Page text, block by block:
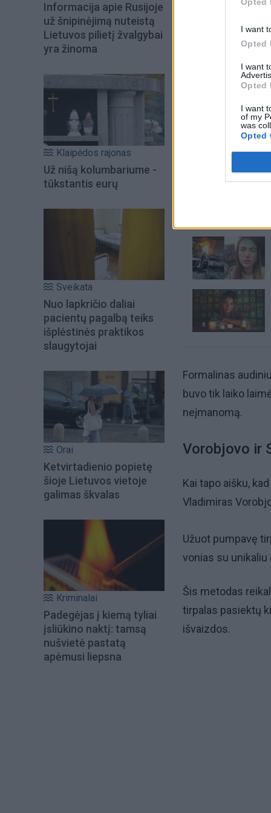
I want
Opted
I want
Opted
I want
of my
was
Opted
Informacija apie Rusijoje
už šnipinėjimą nuteistą
Lietuvos pilietį žvalgybai
yra žinoma
Klaipėdos rajonas
Už nišą kolumbariume -
tūkstantis eurų
Sveikata
Nuo lapkričio daliai
pacientų pagalbą teiks
išplėstinės praktikos
slaugytojai
Orai
Ketvirtadienio popietę
šioje Lietuvos vietoje
galimas škvalas
Kriminalai
Padegėjas į kiemą tyliai
įsliūkino naktį: tamsą
nušvietė pastatą
apėmusi liepsna
Formalinas
buvo tik laiko
neįmanomą.
Vorobjovo ir
Kai tapo aišku,
Vladimiras
Užuot pumpavę
vonias su
Šis metodas
tirpalas pasiektų
išvaizdos.